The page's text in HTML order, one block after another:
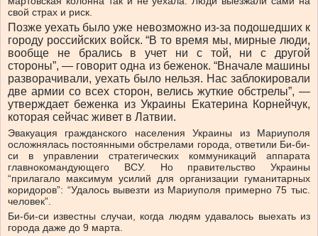
свой страх и риск.
Позже уехать было уже невозможно из-за подошедших к
городу российских войск. “В то время мы, мирные люди,
вообще не брались в учет ни с той, ни с другой
стороны”, — говорит одна из беженок. “Вначале машины
разворачивали, уехать было нельзя. Нас заблокировали
две армии со всех сторон, велись жуткие обстрелы”, —
утверждает беженка из Украины Екатерина Корнейчук,
которая сейчас живет в Латвии.
Эвакуация гражданского населения Украины из Мариуполя
осложнялась постоянными обстрелами города, ответили Би-би-
си в управлении стратегических коммуникаций аппарата
главнокомандующего ВСУ. Но правительство Украины
“прилагало максимум усилий для организации гуманитарных
коридоров”: “Удалось вывезти из Мариуполя примерно 75 тыс.
человек”.
Би-би-си известны случаи, когда людям удавалось выехать из
города даже до 9 марта.